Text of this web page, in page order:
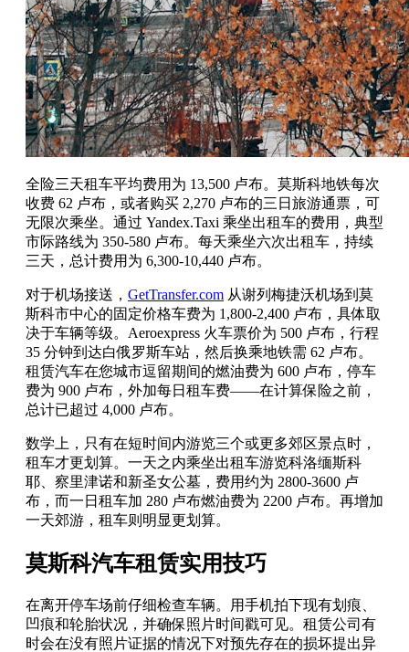
全险三天租车平均费用为 13,500 卢布。莫斯科地铁每次
收费 62 卢布，或者购买 2,270 卢布的三日旅游通票，可
无限次乘坐。通过 Yandex.Taxi 乘坐出租车的费用，典型
市际路线为 350-580 卢布。每天乘坐六次出租车，持续
三天，总计费用为 6,300-10,440 卢布。
对于机场接送， GetTransfer.com 从谢列梅捷沃机场到莫
斯科市中心的固定价格车费为 1,800-2,400 卢布，具体取
决于车辆等级。Aeroexpress 火车票价为 500 卢布，行程
35 分钟到达白俄罗斯车站，然后换乘地铁需 62 卢布。
租赁汽车在您城市逗留期间的燃油费为 600 卢布，停车
费为 900 卢布，外加每日租车费——在计算保险之前，
总计已超过 4,000 卢布。
数学上，只有在短时间内游览三个或更多郊区景点时，
租车才更划算。一天之内乘坐出租车游览科洛缅斯科
耶、察里津诺和新圣女公墓，费用约为 2800-3600 卢
布，而一日租车加 280 卢布燃油费为 2200 卢布。再增加
一天郊游，租车则明显更划算。
莫斯科汽车租赁实用技巧
在离开停车场前仔细检查车辆。用手机拍下现有划痕、
凹痕和轮胎状况，并确保照片时间戳可见。租赁公司有
时会在没有照片证据的情况下对预先存在的损坏提出异